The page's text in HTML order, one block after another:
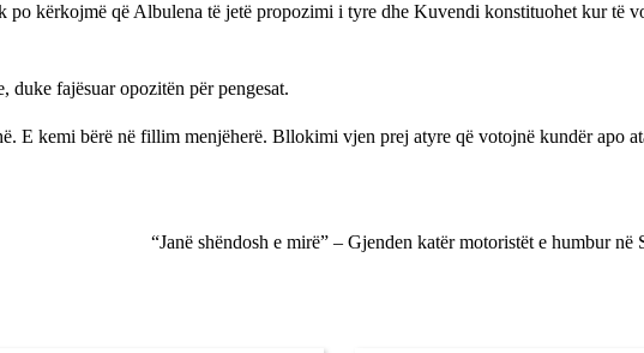
po kërkojmë që Albulena të jetë propozimi i tyre dhe Kuvendi konstituohet kur të
fajësuar opozitën për pengesat.
E kemi bërë në fillim menjëherë. Bllokimi vjen prej atyre që votojnë kundër apo
“Janë shëndosh e mirë” – Gjenden katër motoristët e humbur në